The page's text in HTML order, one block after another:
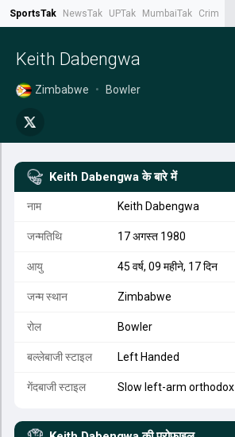
SportsTak NewsTak UPTak MumbaiTak CrimeTak
Keith Dabengwa
Zimbabwe • Bowler
Keith Dabengwa के बारे में
नाम Keith Dabengwa
जन्मतिथि 17 अगस्त 1980
आयु 45 वर्ष, 09 महीने, 17 दिन
जन्म स्थान Zimbabwe
रोल Bowler
बल्लेबाजी स्टाइल Left Handed
गेंदबाजी स्टाइल Slow left-arm orthodox